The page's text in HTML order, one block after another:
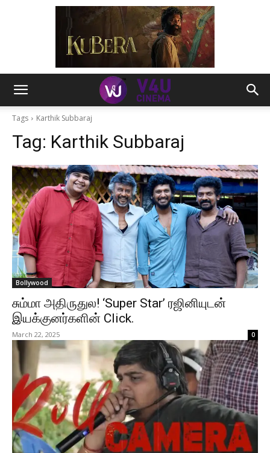
Tags Karthik Subbaraj
Tag: Karthik Subbaraj
Bollywood
சும்மா அதிருதுல! ‘Super Star’ ரஜினியுடன்
இயக்குனர்களின் Click.
March 22, 2025 0